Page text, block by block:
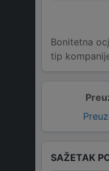
Bonitetna
tip
SAŽETAK